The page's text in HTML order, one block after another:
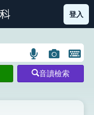
部首索引表圖示
登入
語
言
搜
圖
片
搜
開
鍵
圖
音讀檢索